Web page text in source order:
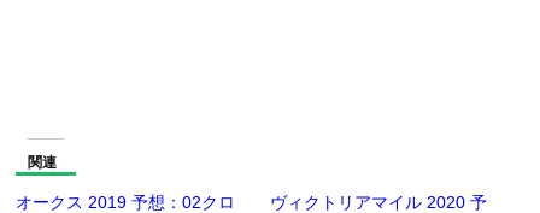
関連
オークス 2019 予想：02クロ
ヴィクトリアマイル 2020 予